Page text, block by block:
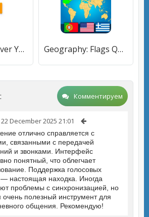
VOYP - Voice Over Your Phone Geography: Flags Quiz Game
Комментируем
22 December 2025 21:01
отлично справляется с
связанными с передачей
и звонками. Интерфейс
понятный, что облегчает
Поддержка голосовых
настоящая находка. Иногда
проблемы с синхронизацией, но
очень полезный инструмент для
общения. Рекомендую!